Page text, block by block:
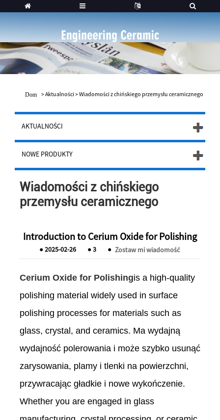
Dom >Aktualności >Wiadomości z chińskiego przemysłu ceramicznego
AKTUALNOŚCI
NOWE PRODUKTY
Wiadomości z chińskiego
przemysłu ceramicznego
Introduction to Cerium Oxide for Polishing
●2025-02-26 ●3 ● Zostaw mi wiadomość
Cerium Oxide for Polishingis a high-quality
polishing material widely used in surface
polishing processes for materials such as
glass, crystal, and ceramics. Ma wydajną
wydajność polerowania i może szybko usunąć
zarysowania, plamy i tlenki na powierzchni,
przywracając gładkie i nowe wykończenie.
Whether you are engaged in glass